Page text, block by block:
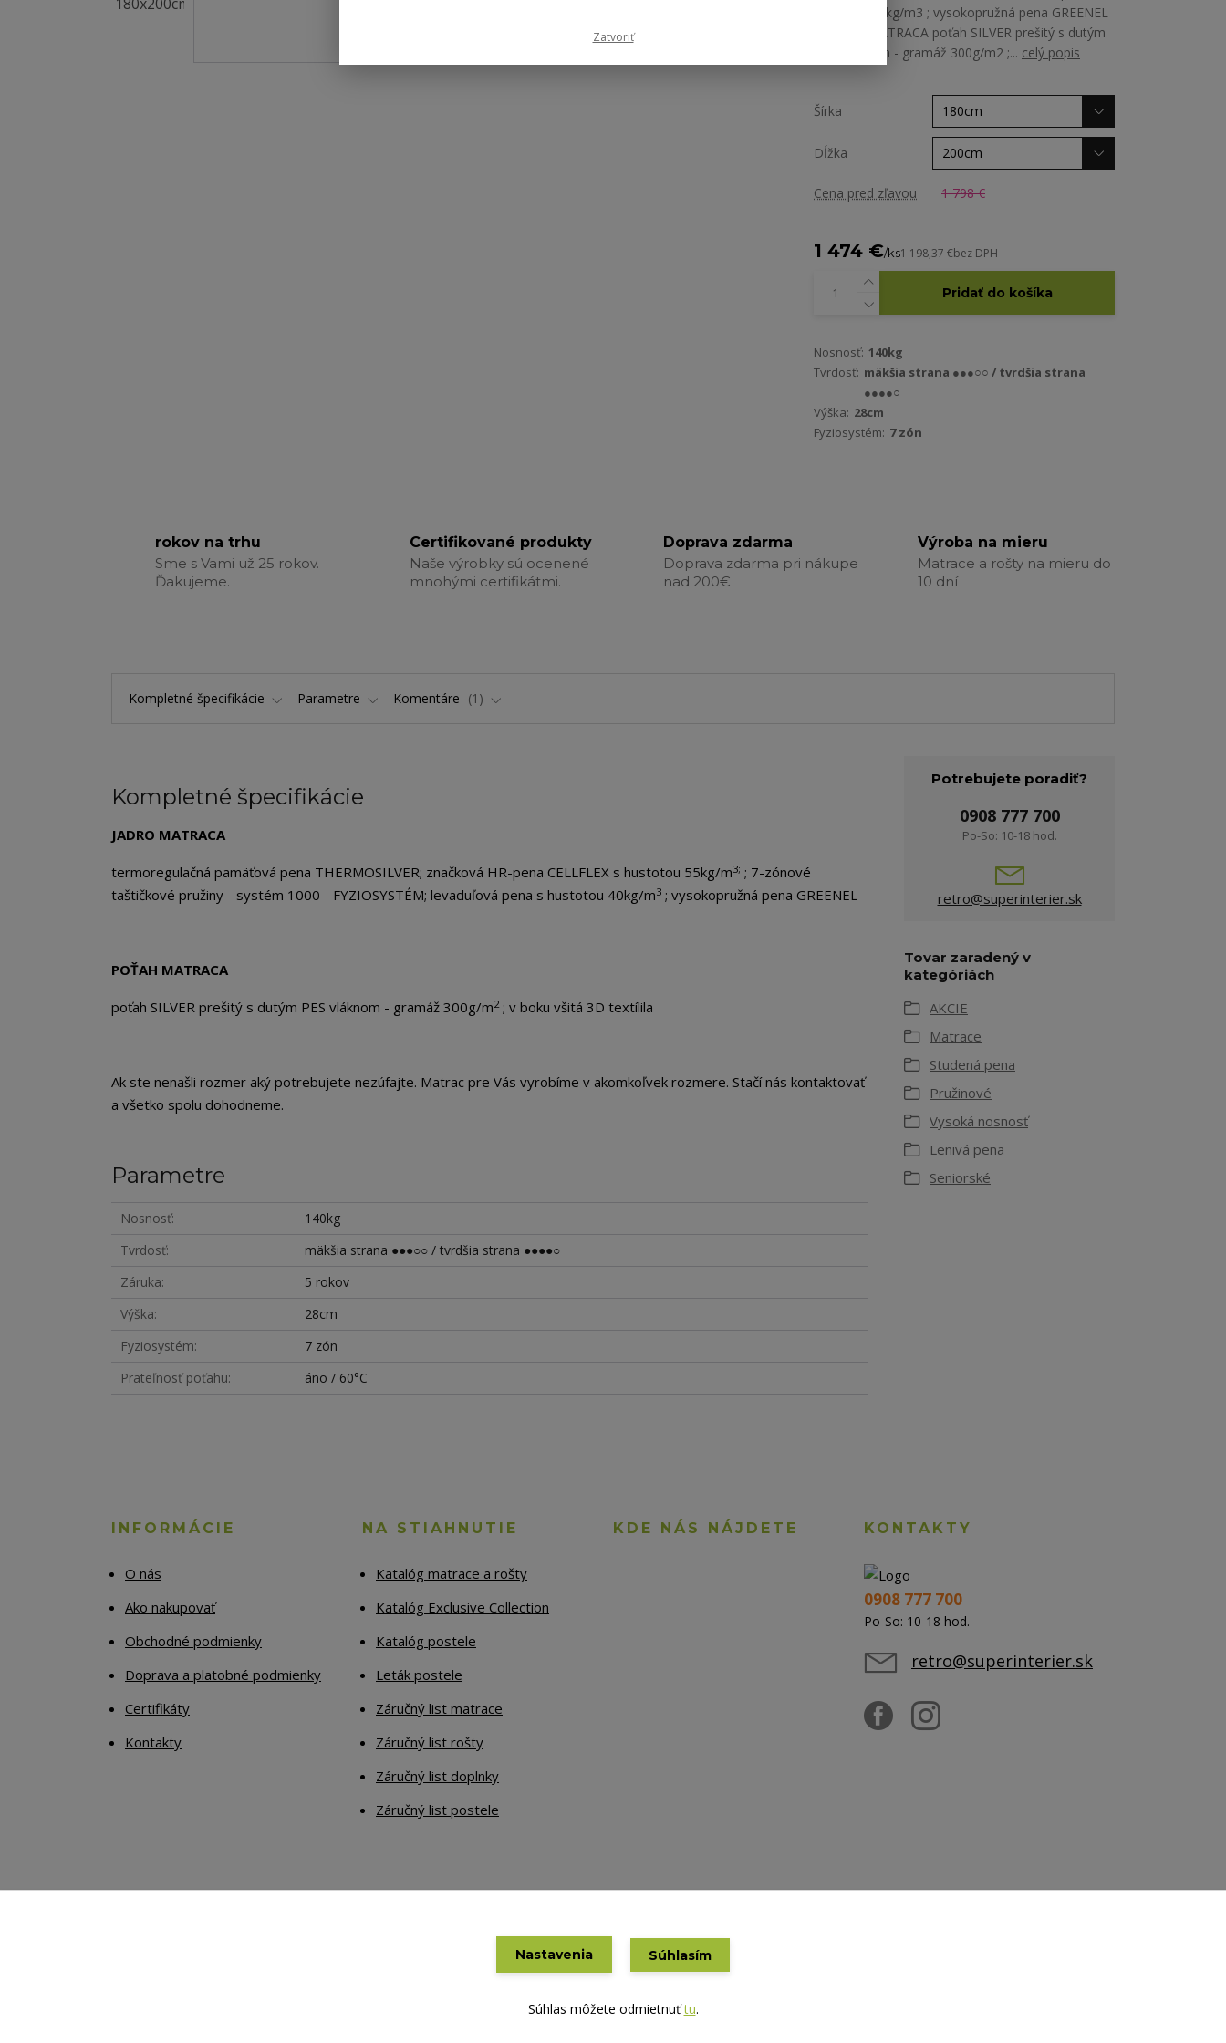
hustotou 40kg/m3 ; vysokopružná pena GREENEL
POŤAH MATRACA poťah SILVER prešitý s dutým
PES vláknom - gramáž 300g/m2 ;... celý popis
Šírka
Dĺžka
Cena pred zľavou 1 798 €
1 474 €/ks1 198,37 €bez DPH
Pridať do košíka
Nosnosť: 140kg
Tvrdosť: mäkšia strana ●●●○○ / tvrdšia strana
●●●●○
Výška: 28cm
Fyziosystém: 7 zón
rokov na trhu
Sme s Vami už 25 rokov.
Ďakujeme.
Certifikované produkty
Naše výrobky sú ocenené
mnohými certifikátmi.
Doprava zdarma
Doprava zdarma pri nákupe
nad 200€
Výroba na mieru
Matrace a rošty na mieru do
10 dní
Kompletné špecifikácie Parametre Komentáre 1
Kompletné špecifikácie
JADRO MATRACA
termoregulačná pamäťová pena THERMOSILVER; značková HR-pena CELLFLEX s hustotou 55kg/m3; ; 7-zónové
taštičkové pružiny - systém 1000 - FYZIOSYSTÉM; levaduľová pena s hustotou 40kg/m3 ; vysokopružná pena GREENEL
POŤAH MATRACA
poťah SILVER prešitý s dutým PES vláknom - gramáž 300g/m2; v boku všitá 3D textílila
Ak ste nenašli rozmer aký potrebujete nezúfajte. Matrac pre Vás vyrobíme v akomkoľvek rozmere. Stačí nás kontaktovať
a všetko spolu dohodneme.
Parametre
Nosnosť
140kg
Tvrdosť
mäkšia strana ●●●○○ / tvrdšia strana ●●●●○
Záruka
5 rokov
Výška
28cm
Fyziosystém
7 zón
Prateľnosť poťahu
áno / 60°C
Potrebujete poradiť?
0908 777 700
Po-So: 10-18 hod.
retro@superinterier.sk
Tovar zaradený v
kategóriách
AKCIE
Matrace
Studená pena
Pružinové
Vysoká nosnosť
Lenivá pena
Seniorské
INFORMÁCIE
O nás
Ako nakupovať
Obchodné podmienky
Doprava a platobné podmienky
Certifikáty
Kontakty
NA STIAHNUTIE
Katalóg matrace a rošty
Katalóg Exclusive Collection
Katalóg postele
Leták postele
Záručný list matrace
Záručný list rošty
Záručný list doplnky
Záručný list postele
KDE NÁS NÁJDETE KONTAKTY
0908 777 700
Po-So: 10-18 hod.
retro@superinterier.sk
Zatvoriť
Nastavenia Súhlasím
Súhlas môžete odmietnuťtu.